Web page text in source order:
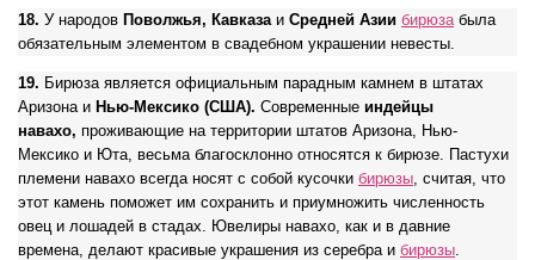
18. У народов Поволжья, Кавказа и Средней Азии бирюза была
обязательным элементом в свадебном украшении невесты.
19. Бирюза является официальным парадным камнем в штатах
Аризона и Нью-Мексико (США). Современные индейцы
навахо, проживающие на территории штатов Аризона, Нью-
Мексико и Юта, весьма благосклонно относятся к бирюзе. Пастухи
племени навахо всегда носят с собой кусочки бирюзы , считая, что
этот камень поможет им сохранить и приумножить численность
овец и лошадей в стадах. Ювелиры навахо, как и в давние
времена, делают красивые украшения из серебра и бирюзы